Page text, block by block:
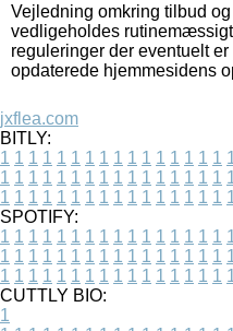
Vejledning omkring tilbud
vedligeholdes
reguleringer der eventuelt
opdaterede hjemmesidens
jxflea.com
BITLY:
1 1 1 1 1 1 1 1 1 1 1 1 1 1 1 1
1 1 1 1 1 1 1 1 1 1 1 1 1 1 1 1
1 1 1 1 1 1 1 1 1 1 1 1 1 1 1 1
SPOTIFY:
1 1 1 1 1 1 1 1 1 1 1 1 1 1 1 1
1 1 1 1 1 1 1 1 1 1 1 1 1 1 1 1
1 1 1 1 1 1 1 1 1 1 1 1 1 1 1 1
CUTTLY BIO:
1